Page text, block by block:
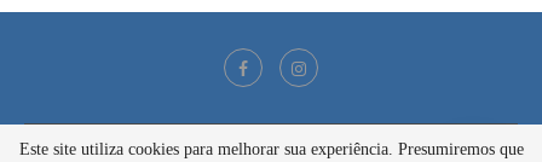
@2021 - Todos os direitos reservados
Este site utiliza cookies para melhorar sua experiência. Presumiremos que